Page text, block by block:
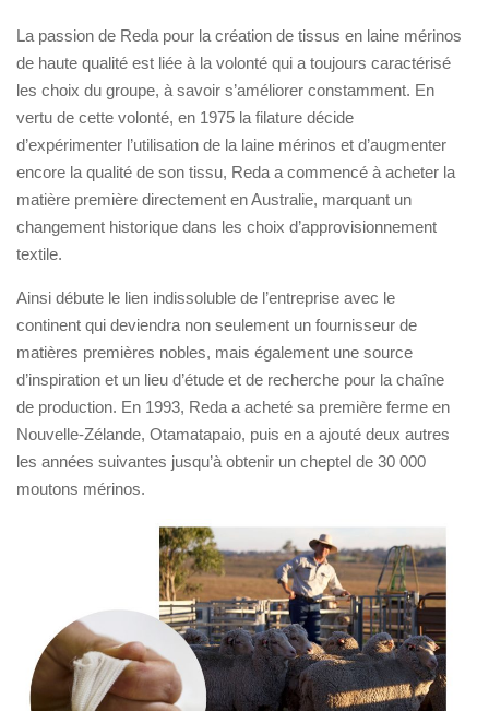
La passion de Reda pour la création de tissus en laine mérinos
de haute qualité est liée à la volonté qui a toujours caractérisé
les choix du groupe, à savoir s’améliorer constamment. En
vertu de cette volonté, en 1975 la filature décide
d’expérimenter l’utilisation de la laine mérinos et d’augmenter
encore la qualité de son tissu, Reda a commencé à acheter la
matière première directement en Australie, marquant un
changement historique dans les choix d’approvisionnement
textile.
Ainsi débute le lien indissoluble de l’entreprise avec le
continent qui deviendra non seulement un fournisseur de
matières premières nobles, mais également une source
d’inspiration et un lieu d’étude et de recherche pour la chaîne
de production. En 1993, Reda a acheté sa première ferme en
Nouvelle-Zélande, Otamatapaio, puis en a ajouté deux autres
les années suivantes jusqu’à obtenir un cheptel de 30 000
moutons mérinos.